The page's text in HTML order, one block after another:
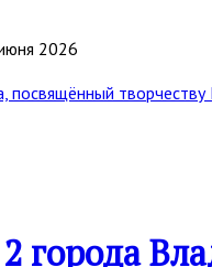
2026
посвящённый творчеству